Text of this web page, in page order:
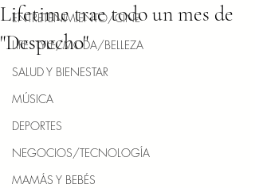
ENTRETENIMIENTO/CINE
LIFESTYLE/MODA/BELLEZA
SALUD Y BIENESTAR
MÚSICA
DEPORTES
NEGOCIOS/TECNOLOGÍA
MAMÁS Y BEBÉS
Lifetime trae todo un mes de
"Despecho"